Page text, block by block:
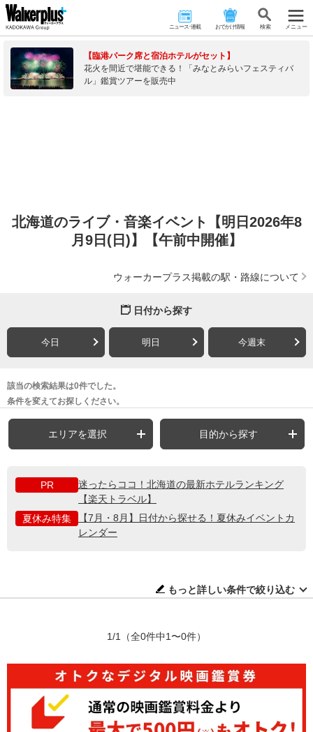
ニュース･連載 おでかけ情報 検 索 メニュー
【臨港パーク席と宿泊ホテルがセット】
花火を間近で堪能できる！「みなとみらいフェスティバ
ル」鑑賞ツアーを販売中
北海道のライブ・音楽イベント【明日2026年8
月9日(日)】【午前中開催】
ウォーカープラス掲載の駅・路線について
日付から探す
今日 明日 今週末
該当の検索結果は0件でした。
条件を変えてお探しください。
エリアを選択 目的から探す
PR
迷ったらココ！北海道の最新ホテルランキング
【楽天トラベル】
夏休み特集
【7月・8月】日付から探せる！夏休みイベントカ
レンダー
もっと詳しい条件で絞り込む
1/1 （全0件中1〜0件）